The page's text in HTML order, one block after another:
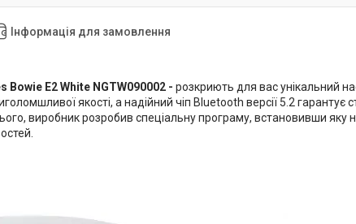
Інформація для замовлення
Bowie E2 White NGTW090002 - розкриють для вас унікальний
якості, а надійний чіп Bluetooth версії 5.2 гарантує
виробник розробив спеціальну програму, встановивши яку